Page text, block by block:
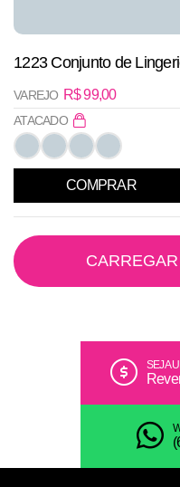
1223 Conjunto de
R$99,00
VAREJO
ATACADO
COMPRAR
SEJA